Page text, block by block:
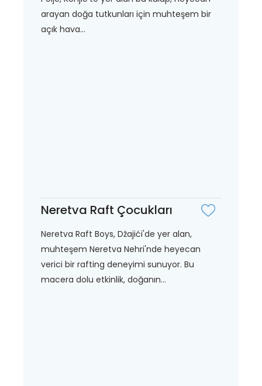
arayan doğa tutkunları için muhteşem bir
açık hava...
Neretva Raft Çocukları
Neretva Raft Boys, Džajići'de yer alan,
muhteşem Neretva Nehri'nde heyecan
verici bir rafting deneyimi sunuyor. Bu
macera dolu etkinlik, doğanın...